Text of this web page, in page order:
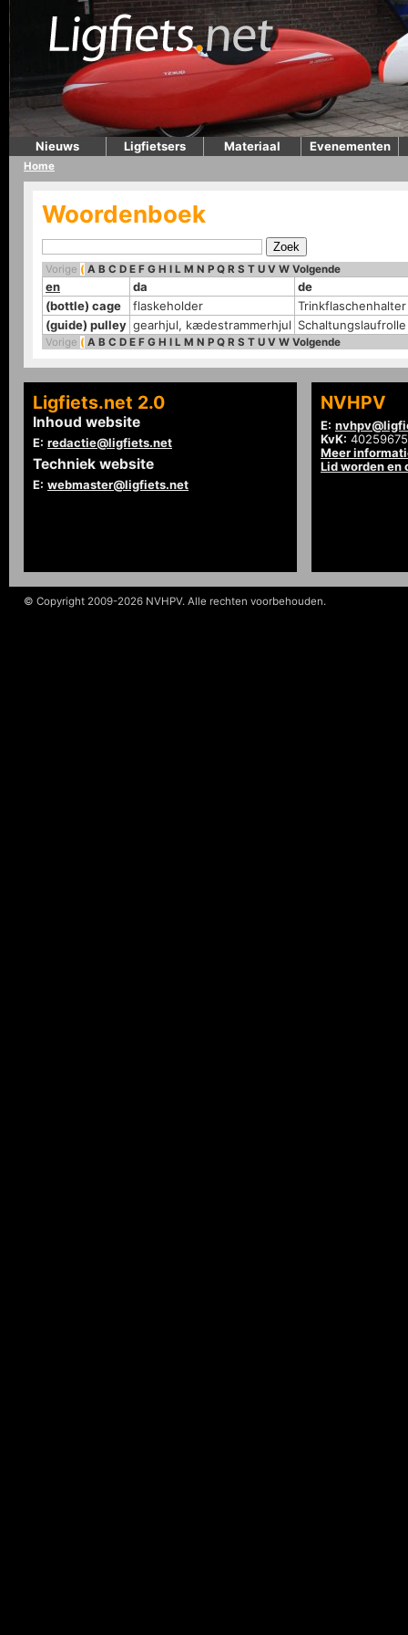
Nieuws Ligfietsers Materiaal Evenementen
Home
Woordenboek
Vorige ( A B C D E F G H I L M N P Q R S T U V W Volgende
en da
de
(bottle) cage
flaskeholder
Trinkflaschenhalter
(guide) pulley gearhjul, kædestrammerhjul Schaltungslaufrolle
Vorige ( A B C D E F G H I L M N P Q R S T U V W Volgende
Ligfiets.net 2.0
Inhoud website
E: redactie@ligfiets.net
Techniek website
E: webmaster@ligfiets.net
NVHPV
E:
KvK: 40259675
Meer
Lid worden en
© Copyright 2009-2026 NVHPV. Alle rechten voorbehouden.